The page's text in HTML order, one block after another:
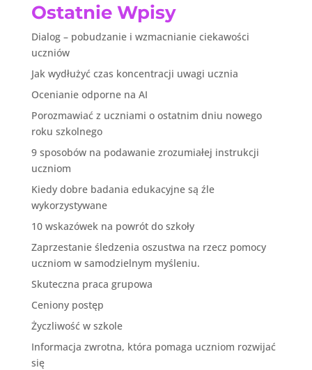
Ostatnie Wpisy
Dialog – pobudzanie i wzmacnianie ciekawości
uczniów
Jak wydłużyć czas koncentracji uwagi ucznia
Ocenianie odporne na AI
Porozmawiać z uczniami o ostatnim dniu nowego
roku szkolnego
9 sposobów na podawanie zrozumiałej instrukcji
uczniom
Kiedy dobre badania edukacyjne są źle
wykorzystywane
10 wskazówek na powrót do szkoły
Zaprzestanie śledzenia oszustwa na rzecz pomocy
uczniom w samodzielnym myśleniu.
Skuteczna praca grupowa
Ceniony postęp
Życzliwość w szkole
Informacja zwrotna, która pomaga uczniom rozwijać
się